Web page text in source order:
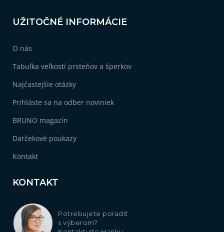
UŽITOČNÉ INFORMÁCIE
O nás
Tabuľka veľkostí prsteňov a šperkov
Najčastejšie otázky
Prihláste sa na odber noviniek
BRUNO magazín
Darčekové poukazy
Kontakt
KONTAKT
Potrebujete poradiť
s výberom?